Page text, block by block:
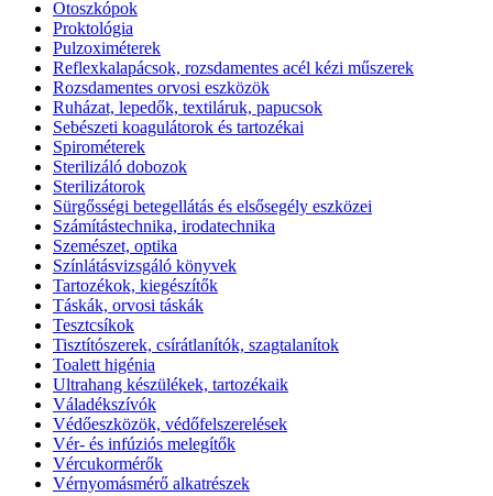
Otoszkópok
Proktológia
Pulzoximéterek
Reflexkalapácsok, rozsdamentes acél kézi műszerek
Rozsdamentes orvosi eszközök
Ruházat, lepedők, textiláruk, papucsok
Sebészeti koagulátorok és tartozékai
Spirométerek
Sterilizáló dobozok
Sterilizátorok
Sürgősségi betegellátás és elsősegély eszközei
Számítástechnika, irodatechnika
Szemészet, optika
Színlátásvizsgáló könyvek
Tartozékok, kiegészítők
Táskák, orvosi táskák
Tesztcsíkok
Tisztítószerek, csírátlanítók, szagtalanítok
Toalett higénia
Ultrahang készülékek, tartozékaik
Váladékszívók
Védőeszközök, védőfelszerelések
Vér- és infúziós melegítők
Vércukormérők
Vérnyomásmérő alkatrészek